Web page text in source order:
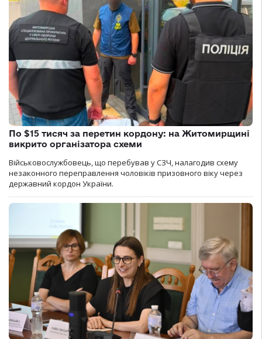
По $15 тисяч за перетин кордону: на Житомирщині
викрито організатора схеми
Військовослужбовець, що перебував у СЗЧ, налагодив схему
незаконного переправлення чоловіків призовного віку через
державний кордон України.